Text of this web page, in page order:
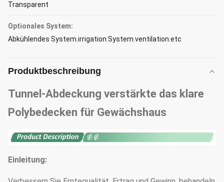
Transparent
Optionales System:
Abkühlendes System.irrigation System.ventilation.etc
Produktbeschreibung
Tunnel-Abdeckung verstärkte das klare
Polybedecken für Gewächshaus
Einleitung: